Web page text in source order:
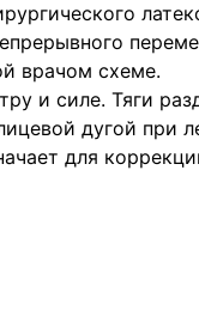
врачом схеме.
и силе. Тяги
дугой при
для